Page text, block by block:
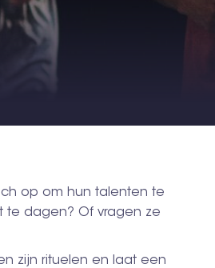
op om hun talenten te
te dagen? Of vragen ze
zijn rituelen en laat een